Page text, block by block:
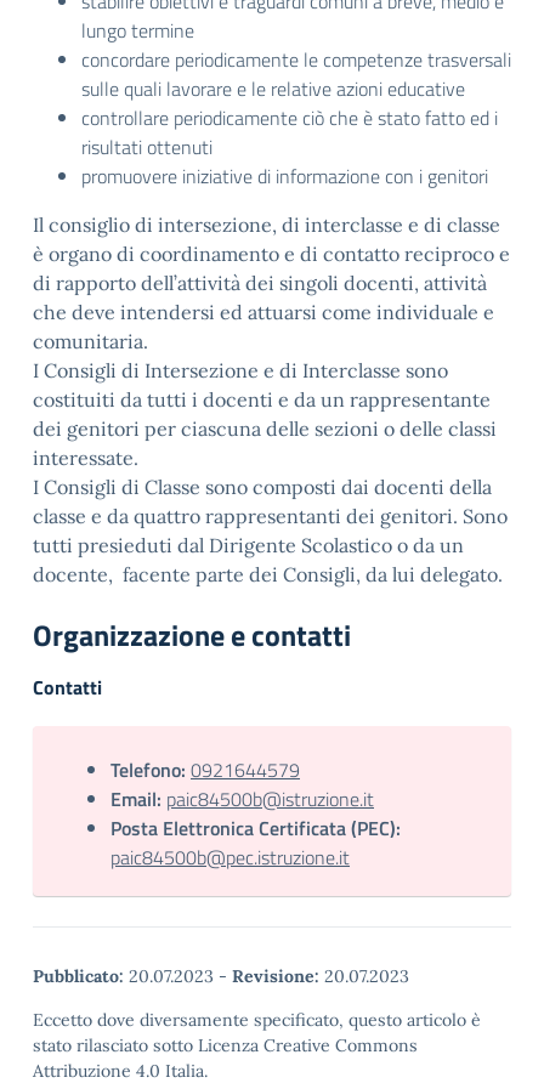
lungo termine
concordare periodicamente le competenze trasversali
sulle quali lavorare e le relative azioni educative
controllare periodicamente ciò che è stato fatto ed i
risultati ottenuti
promuovere iniziative di informazione con i genitori
Il consiglio di intersezione, di interclasse e di classe
è organo di coordinamento e di contatto reciproco e
di rapporto dell’attività dei singoli docenti, attività
che deve intendersi ed attuarsi come individuale e
comunitaria.
I Consigli di Intersezione e di Interclasse sono
costituiti da tutti i docenti e da un rappresentante
dei genitori per ciascuna delle sezioni o delle classi
interessate.
I Consigli di Classe sono composti dai docenti della
classe e da quattro rappresentanti dei genitori. Sono
tutti presieduti dal Dirigente Scolastico o da un
docente, facente parte dei Consigli, da lui delegato.
Organizzazione e contatti
Contatti
Telefono: 0921644579
Email: paic84500b@istruzione.it
Posta Elettronica Certificata (PEC):
paic84500b@pec.istruzione.it
Pubblicato: 20.07.2023 - Revisione: 20.07.2023
Eccetto dove diversamente specificato, questo articolo è
stato rilasciato sotto Licenza Creative Commons
Attribuzione 4.0 Italia.